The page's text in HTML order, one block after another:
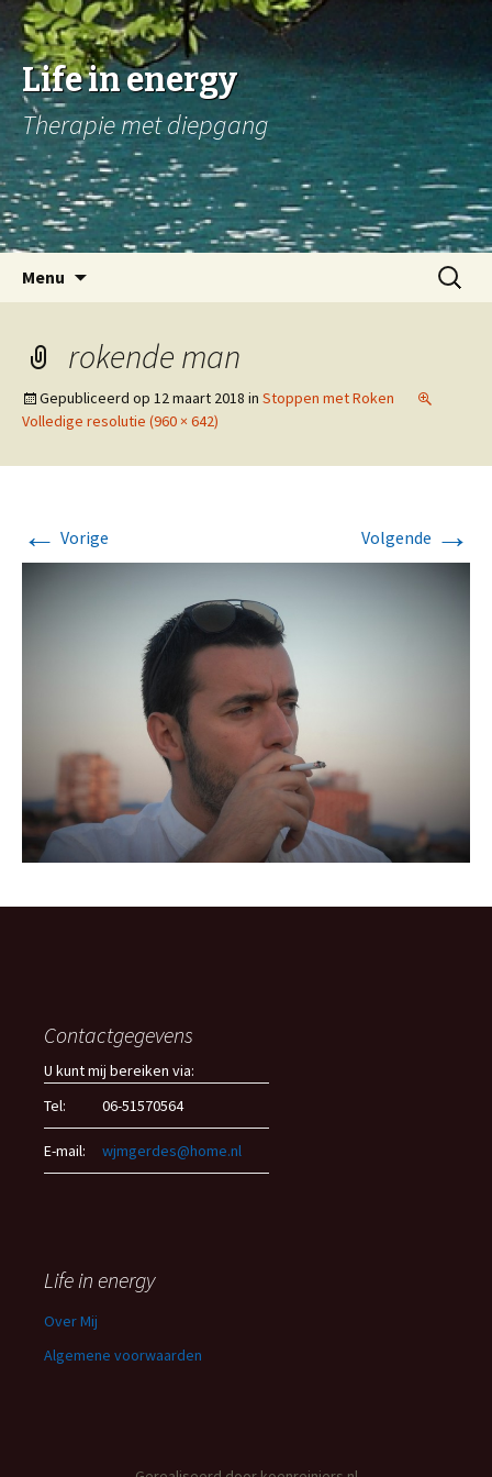
Life in energy
Therapie met diepgang
Menu
springen
Zoeken
naar:
rokende man
Gepubliceerd op 12 maart 2018 in Stoppen met Roken
Volledige resolutie (960 × 642)
← Vorige Volgende →
Contactgegevens
U kunt mij bereiken via:
Tel:
06-51570564
E-mail: wjmgerdes@home.nl
Life in energy
Over Mij
Algemene voorwaarden